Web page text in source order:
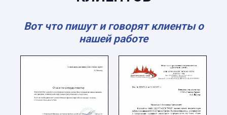
Вот что пишут и говорят клиенты о
нашей работе